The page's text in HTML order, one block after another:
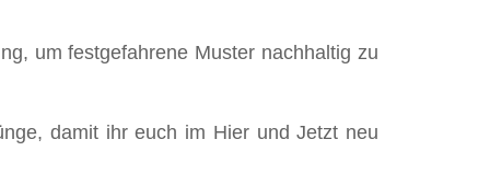
um festgefahrene Muster nachhaltig zu
damit ihr euch im Hier und Jetzt neu